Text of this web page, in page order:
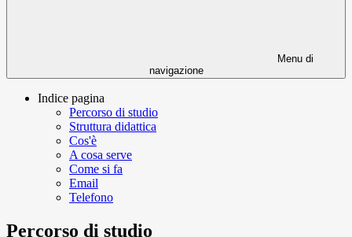
Menu di
navigazione
Indice pagina
Percorso di studio
Struttura didattica
Cos'è
A cosa serve
Come si fa
Email
Telefono
Percorso di studio